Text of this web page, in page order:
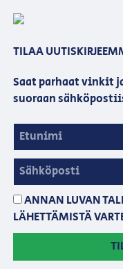
TILAA
Saat parhaat vinkit
suoraan
ANNAN LUVAN
LÄHETTÄMISTÄ